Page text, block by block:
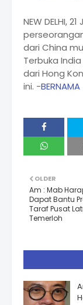
NEW DELHI,
dari China
Terbuka
dari Hong
ini. -BERNAMA
OLDER
Am : Mab
Dapat Bantu
Taraf Pusat
Temerloh